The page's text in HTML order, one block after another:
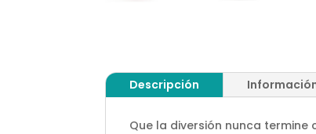
Descripción
Que la diversión nunca